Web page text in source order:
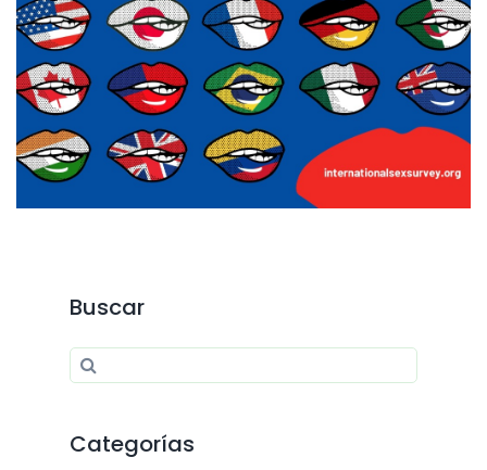
Buscar
Search for:
Categorías